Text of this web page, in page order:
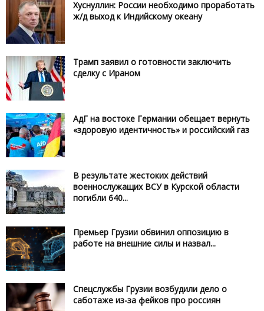
Хуснуллин: России необходимо проработать
ж/д выход к Индийскому океану
Трамп заявил о готовности заключить
сделку с Ираном
АдГ на востоке Германии обещает вернуть
«здоровую идентичность» и российский газ
В результате жестоких действий
военнослужащих ВСУ в Курской области
погибли 640...
Премьер Грузии обвинил оппозицию в
работе на внешние силы и назвал...
Спецслужбы Грузии возбудили дело о
саботаже из-за фейков про россиян